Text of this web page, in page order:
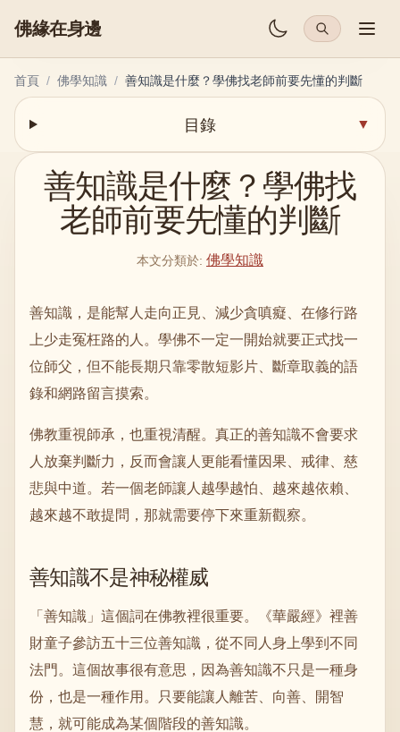
佛緣在身邊
首頁 / 佛學知識 / 善知識是什麼？學佛找老師前要先懂的判斷
目錄 ▼
善知識是什麼？學佛找
老師前要先懂的判斷
本文分類於: 佛學知識
善知識，是能幫人走向正見、減少貪嗔癡、在修行路
上少走冤枉路的人。學佛不一定一開始就要正式找一
位師父，但不能長期只靠零散短影片、斷章取義的語
錄和網路留言摸索。
佛教重視師承，也重視清醒。真正的善知識不會要求
人放棄判斷力，反而會讓人更能看懂因果、戒律、慈
悲與中道。若一個老師讓人越學越怕、越來越依賴、
越來越不敢提問，那就需要停下來重新觀察。
善知識不是神秘權威
「善知識」這個詞在佛教裡很重要。《華嚴經》裡善
財童子參訪五十三位善知識，從不同人身上學到不同
法門。這個故事很有意思，因為善知識不只是一種身
份，也是一種作用。只要能讓人離苦、向善、開智
慧，就可能成為某個階段的善知識。